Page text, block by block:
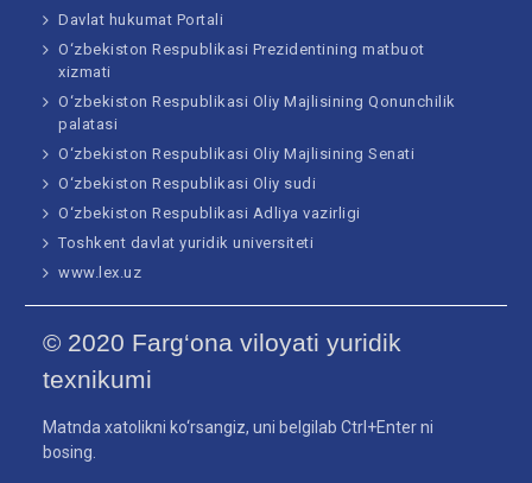
Davlat hukumat Portali
O‘zbekiston Respublikasi Prezidentining matbuot
xizmati
O‘zbekiston Respublikasi Oliy Majlisining Qonunchilik
palatasi
O‘zbekiston Respublikasi Oliy Majlisining Senati
O‘zbekiston Respublikasi Oliy sudi
O‘zbekiston Respublikasi Adliya vazirligi
Toshkent davlat yuridik universiteti
www.lex.uz
© 2020 Farg‘ona viloyati yuridik
texnikumi
Matnda xatolikni ko‘rsangiz, uni belgilab Ctrl+Enter ni
bosing.